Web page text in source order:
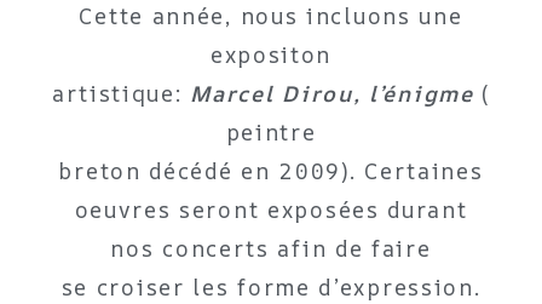
Cette année, nous incluons une
expositon
artistique: Marcel Dirou, l’énigme (
peintre
breton décédé en 2009). Certaines
oeuvres seront exposées durant
nos concerts afin de faire
se croiser les forme d’expression.